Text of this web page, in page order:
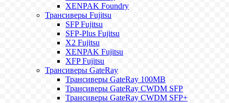
XENPAK Foundry
Трансиверы Fujitsu
SFP Fujitsu
SFP-Plus Fujitsu
X2 Fujitsu
XENPAK Fujitsu
XFP Fujitsu
Трансиверы GateRay
Трансиверы GateRay 100MB
Трансиверы GateRay CWDM SFP
Трансиверы GateRay CWDM SFP+